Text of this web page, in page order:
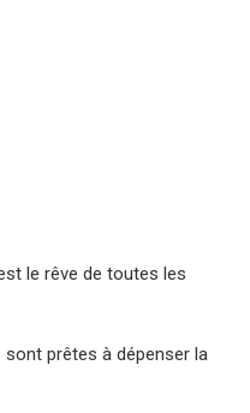
le rêve de toutes les
prêtes à dépenser la